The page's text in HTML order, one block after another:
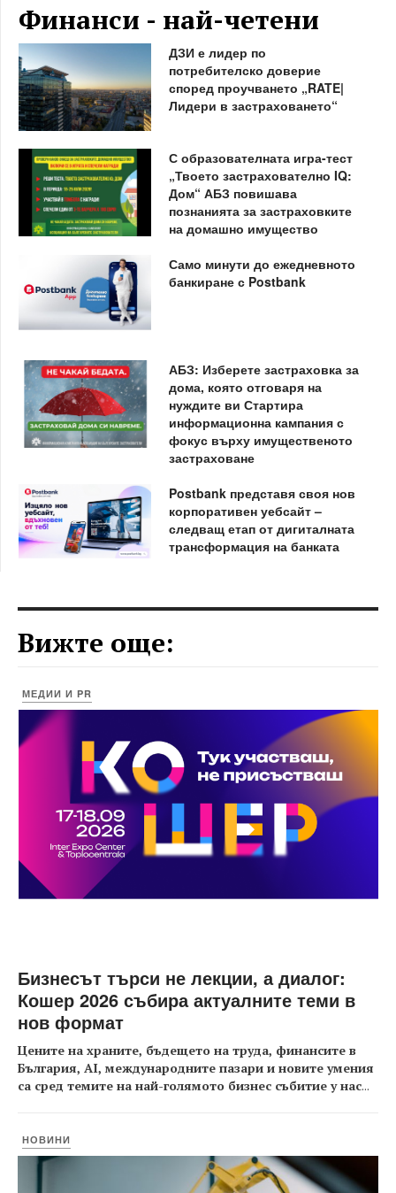
Финанси - най-четени
ДЗИ е лидер по
потребителско доверие
според проучването „RATE|
Лидери в застраховането“
С образователната игра-тест
„Твоето застрахователно IQ:
Дом“ АБЗ повишава
познанията за застраховките
на домашно имущество
Само минути до ежедневното
банкиране с Postbank
АБЗ: Изберете застраховка за
дома, която отговаря на
нуждите ви Стартира
информационна кампания с
фокус върху имущественото
застраховане
Postbank представя своя нов
корпоративен уебсайт –
следващ етап от дигиталната
трансформация на банката
Вижте още:
МЕДИИ И PR
Бизнесът търси не лекции, а диалог:
Кошер 2026 събира актуалните теми в
нов формат
Цените на храните, бъдещето на труда, финансите в
България, AI, международните пазари и новите умения
са сред темите на най-голямото бизнес събитие у нас...
НОВИНИ